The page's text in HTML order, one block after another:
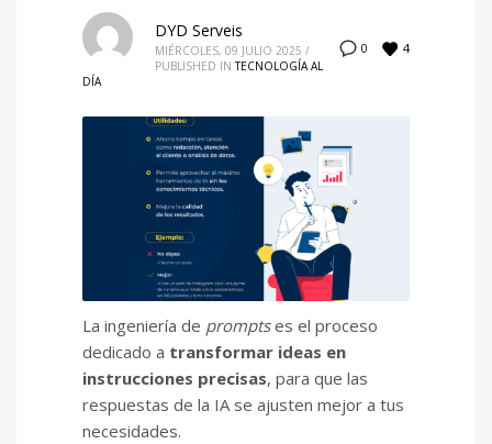
0 4
DYD Serveis
MIÉRCOLES, 09 JULIO 2025 /
PUBLISHED IN TECNOLOGÍA AL
DÍA
La ingeniería de promptses el proceso
dedicado a transformar ideas en
instrucciones precisas, para que las
respuestas de la IA se ajusten mejor a tus
necesidades.